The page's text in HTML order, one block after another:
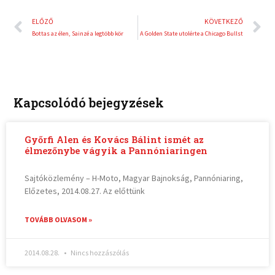
Előző
ELŐZŐ
Bottas az élen, Sainzé a legtöbb kör
KÖVETKEZŐ
A Golden State utolérte a Chicago Bullst
Kapcsolódó bejegyzések
Győrfi Alen és Kovács Bálint ismét az
élmezőnybe vágyik a Pannóniaringen
Sajtóközlemény – H-Moto, Magyar Bajnokság, Pannóniaring,
Előzetes, 2014.08.27. Az előttünk
TOVÁBB OLVASOM »
2014.08.28. Nincs hozzászólás